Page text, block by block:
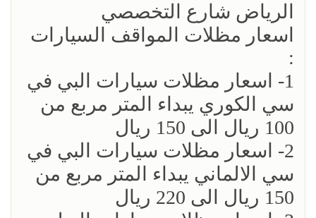
الرياض شارع التخصصي
اسعار مظلات المواقف السيارات
:
1- اسعار مظلات سيارات البي في
سي الكوري يبداء المتر مربع من
100 ريال الى 150 ريال
2- اسعار مظلات سيارات البي في
سي الالماني يبداء المتر مربع من
150 ريال الى 220 ريال